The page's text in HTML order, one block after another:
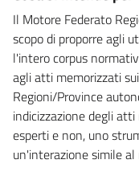
Il Motore Federato
scopo di proporre agli
l'intero corpus
agli atti memorizzati
Regioni/Province
indicizzazione degli
esperti e non, uno
un'interazione simile al